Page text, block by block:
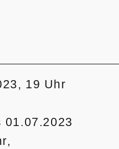
19 Uhr
01.07.2023